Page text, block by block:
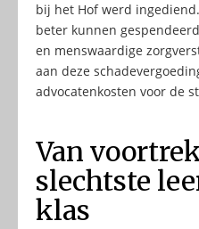
bij het Hof werd
beter kunnen
en menswaardige
aan deze
advocatenkosten voor de
Van
slechtste
klas